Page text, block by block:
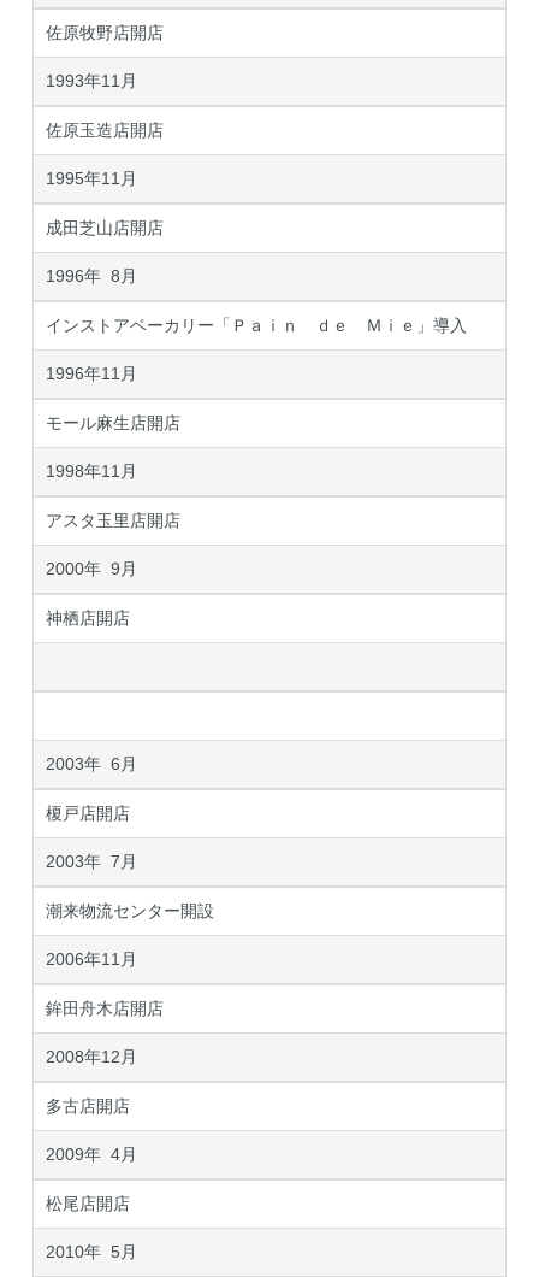
佐原牧野店開店
1993年11月
佐原玉造店開店
1995年11月
成田芝山店開店
1996年 8月
インストアベーカリー「Ｐａｉｎ ｄｅ Ｍｉｅ」導入
1996年11月
モール麻生店開店
1998年11月
アスタ玉里店開店
2000年 9月
神栖店開店
2003年 6月
榎戸店開店
2003年 7月
潮来物流センター開設
2006年11月
鉾田舟木店開店
2008年12月
多古店開店
2009年 4月
松尾店開店
2010年 5月